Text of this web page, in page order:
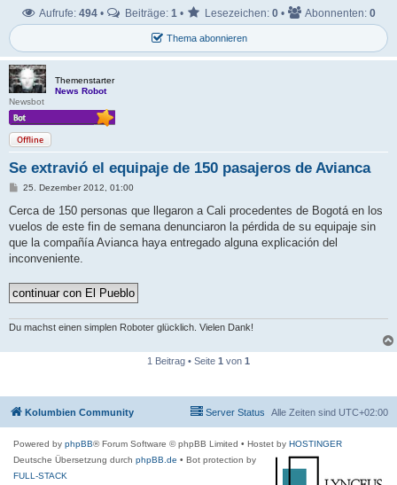
Thema abonnieren
Aufrufe: 494 • Beiträge: 1 • Lesezeichen: 0 • Abonnenten: 0
Themenstarter
News Robot
Newsbot
Offline
Se extravió el equipaje de 150 pasajeros de Avianca
B
i
r
a
25. Dezember 2012, 01:00
Cerca de 150 personas que llegaron a Cali procedentes de Bogotá en los
vuelos de este fin de semana denunciaron la pérdida de su equipaje sin
que la compañía Avianca haya entregado alguna explicación del
inconveniente.
Du machst einen simplen Roboter glücklich. Vielen Dank!
1 Beitrag • Seite 1 von 1
Kolumbien Community Alle Zeiten sind UTC+02:00
Server Status
Powered by phpBB® Forum Software © phpBB Limited • Hostet by HOSTINGER
Deutsche Übersetzung durch phpBB.de • Bot protection by
FULL-STACK